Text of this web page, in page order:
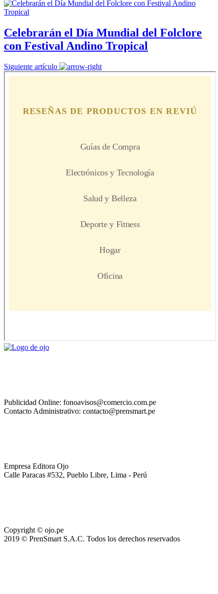
Celebrarán el Día Mundial del Folclore
con Festival Andino Tropical
Siguiente artículo
Publicidad Online: fonoavisos@comercio.com.pe
Contacto Administrativo: contacto@prensmart.pe
Empresa Editora Ojo
Calle Paracas #532, Pueblo Libre, Lima - Perú
Copyright © ojo.pe
2019 © PrenSmart S.A.C. Todos los derechos reservados